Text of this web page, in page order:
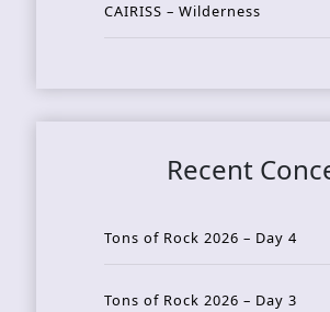
CAIRISS – Wilderness
Recent
Tons of Rock 2026 – Day 4
Tons of Rock 2026 – Day 3